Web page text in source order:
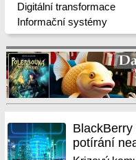
Digitální transformace
Informační systémy
potírání